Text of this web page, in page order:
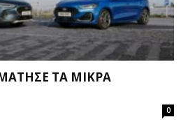
ΤΑ ΜΙΚΡΆ
0